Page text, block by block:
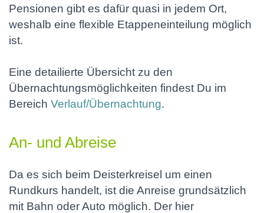
Pensionen gibt es dafür quasi in jedem Ort,
weshalb eine flexible Etappeneinteilung möglich
ist.
Eine detailierte Übersicht zu den
Übernachtungsmöglichkeiten findest Du im
Bereich Verlauf/Übernachtung.
An- und Abreise
Da es sich beim Deisterkreisel um einen
Rundkurs handelt, ist die Anreise grundsätzlich
mit Bahn oder Auto möglich. Der hier